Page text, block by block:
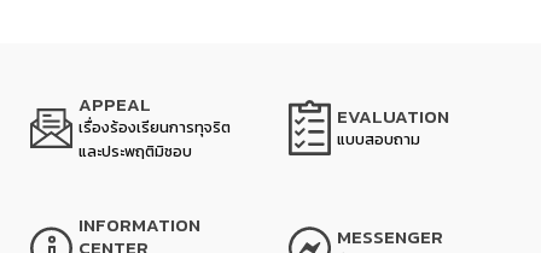
APPEAL
เรื่องร้องเรียนการทุจริต
และประพฤติมิชอบ
EVALUATION
แบบสอบถาม
INFORMATION
MESSENGER